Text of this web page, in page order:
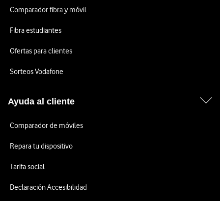
Comparador fibra y móvil
Fibra estudiantes
Ofertas para clientes
Sorteos Vodafone
Ayuda al cliente
Comparador de móviles
Repara tu dispositivo
Tarifa social
Declaración Accesibilidad